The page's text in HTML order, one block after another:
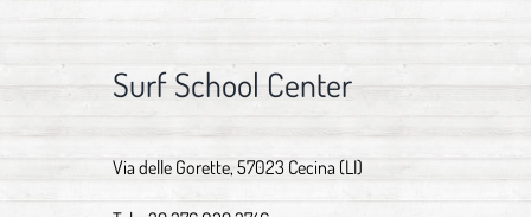
Surf School Center
Via delle Gorette, 57023 Cecina (LI)